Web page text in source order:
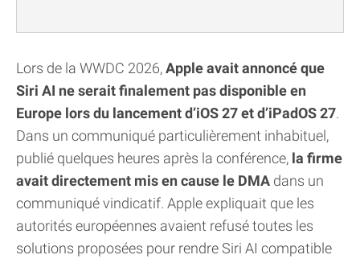
Lors de la WWDC 2026,Apple avait annoncé que
Siri AI ne serait finalement pas disponible en
Europe lors du lancement d’iOS 27 et d’iPadOS 27.
Dans un communiqué particulièrement inhabituel,
publié quelques heures après la conférence, la firme
avait directement mis en cause le DMA dans un
communiqué vindicatif. Apple expliquait que les
autorités européennes avaient refusé toutes les
solutions proposées pour rendre Siri AI compatible